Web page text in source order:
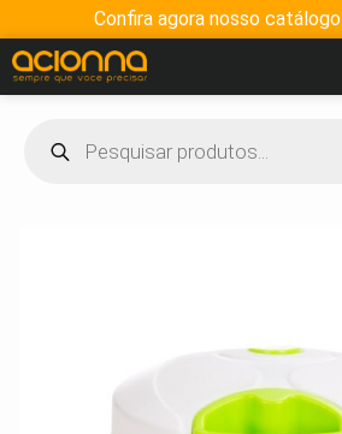
Confira agora nosso catálogo